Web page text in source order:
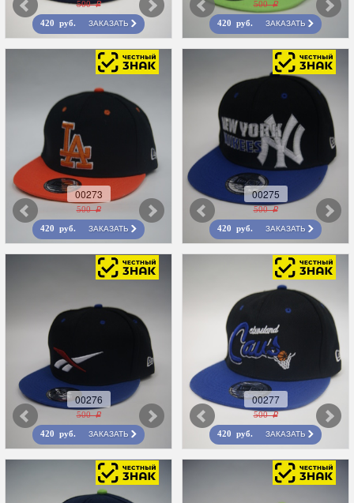
500 r
420 руб. ЗАКАЗАТЬ
500 r
420 руб. ЗАКАЗАТЬ
00273
500 r
420 руб. ЗАКАЗАТЬ
00275
500 r
420 руб. ЗАКАЗАТЬ
00276
500 r
420 руб. ЗАКАЗАТЬ
00277
500 r
420 руб. ЗАКАЗАТЬ